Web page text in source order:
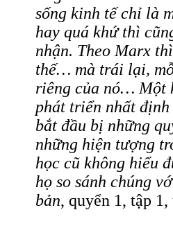
sống kinh tế chỉ là
hay quá khứ thì
nhận. Theo Marx
thế… mà trái lại,
riêng của nó… Một
phát triển nhất
bắt đầu bị những
những hiện tượng
học cũ không hiểu
họ so sánh chúng
bản, quyển 1, tập